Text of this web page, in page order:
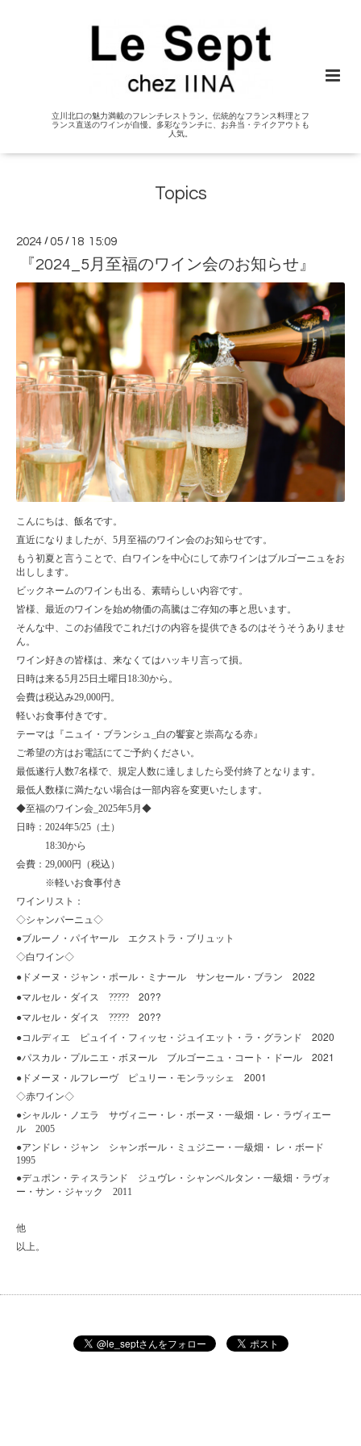
立川北口の魅力満載のフレンチレストラン。伝統的なフランス料理とフ
ランス直送のワインが自慢。多彩なランチに、お弁当・テイクアウトも
人気。
Topics
2024 /05 / 18 15:09
『2024_5月至福のワイン会のお知らせ』
こんにちは、飯名です。
直近になりましたが、5月至福のワイン会のお知らせです。
もう初夏と言うことで、白ワインを中心にして赤ワインはブルゴーニュをお
出しします。
ビックネームのワインも出る、素晴らしい内容です。
皆様、最近のワインを始め物価の高騰はご存知の事と思います。
そんな中、このお値段でこれだけの内容を提供できるのはそうそうありませ
ん。
ワイン好きの皆様は、来なくてはハッキリ言って損。
日時は来る5月 25日土曜日 18:30から。
会費は税込み29,000円。
軽いお食事付きです。
テーマは『ニュイ・ブランシュ_白の饗宴と崇高なる赤』
ご希望の方はお電話にてご予約ください。
最低遂行人数7名様で、規定人数に達しましたら受付終了となります。
最低人数様に満たない場合は一部内容を変更いたします。
◆至福のワイン会 _2025年5月◆
日時： 2024年5/25 （土）
18:30から
会費： 29,000円（税込）
※軽いお食事付き
ワインリスト：
◇シャンパーニュ◇
●ブルーノ・パイヤール エクストラ・ブリュット
◇白ワイン◇
● ドメーヌ・ジャン・ポール・ミナール サンセール・ブラン 2022
●マルセル・ダイス ????? 20??
●マルセル・ダイス ????? 20??
●コルディエ ピュイイ・フィッセ・ジュイエット・ラ・グランド 2020
●パスカル・プルニエ・ボヌール ブルゴーニュ・コート・ドール 2021
● ドメーヌ・ ルフレーヴ ピュリー・モンラッシェ 2001
◇赤ワイン◇
●シャルル・ノエラ サヴィニー・レ・ボーヌ・一級畑・レ・ラヴィエー
ル 2005
●アンドレ・ジャン シャンボール・ミュジニー・一級畑・ レ・ボード
1995
●デュポン・ティスランド ジュヴレ・シャンベルタン・一級畑・ラヴォ
ー・サン・ジャック 2011
他
以上。